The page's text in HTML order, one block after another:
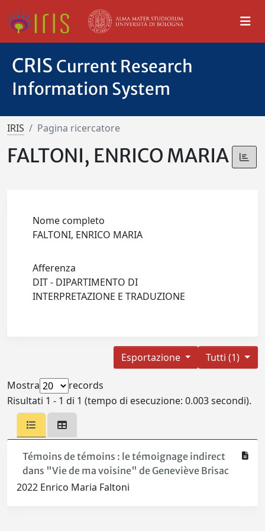
CRIS Current Research
Information System
IRIS Pagina ricercatore
FALTONI, ENRICO MARIA
Nome completo
FALTONI, ENRICO MARIA
Afferenza
DIT - DIPARTIMENTO DI
INTERPRETAZIONE E TRADUZIONE
Tutti (1)
Esportazione
Mostra
records
Risultati 1 - 1 di 1 (tempo di esecuzione: 0.003 secondi).
Témoins de témoins : le témoignage indirect
dans "Vie de ma voisine" de Geneviève Brisac
2022 Enrico Maria Faltoni